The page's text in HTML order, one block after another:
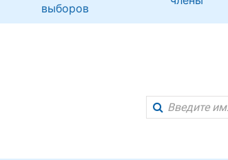
выборов